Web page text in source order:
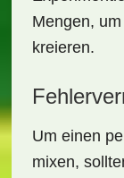
Mengen,
kreieren.
Um einen
mixen,